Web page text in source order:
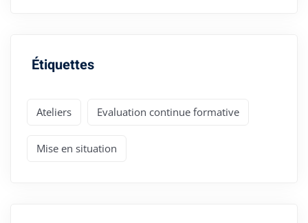
Étiquettes
Ateliers Evaluation continue formative
Mise en situation